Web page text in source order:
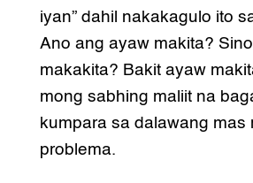
iyan” dahil nakakagulo ito
Ano ang ayaw makita?
makakita? Bakit ayaw
mong sabhing maliit na
kumpara sa dalawang mas
problema.